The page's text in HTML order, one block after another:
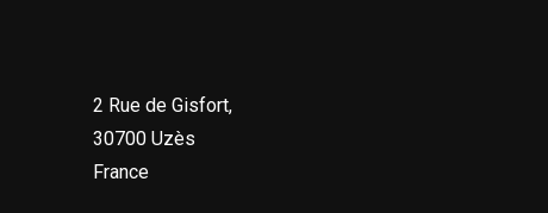
2 Rue de Gisfort,
30700 Uzès
France